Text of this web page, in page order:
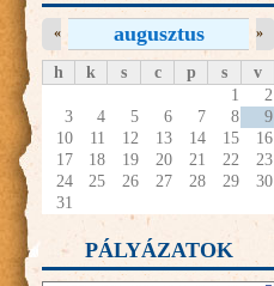
augusztus
« »
h k s c p s
v
1
2
3
4 5 6 7 8
9
10
11 12 13 14 15
16
17
18 19 20 21 22
23
24
25 26 27 28 29
30
31
PÁLYÁZATOK